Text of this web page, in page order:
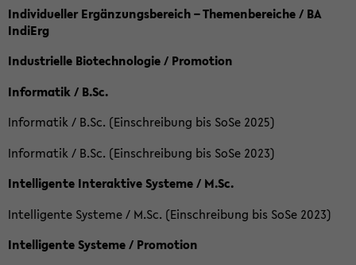
Individueller Ergänzungsbereich – Themenbereiche / BA
IndiErg
Industrielle Biotechnologie / Promotion
Informatik / B.Sc.
Informatik / B.Sc. (Einschreibung bis SoSe 2025)
Informatik / B.Sc. (Einschreibung bis SoSe 2023)
Intelligente Interaktive Systeme / M.Sc.
Intelligente Systeme / M.Sc. (Einschreibung bis SoSe 2023)
Intelligente Systeme / Promotion